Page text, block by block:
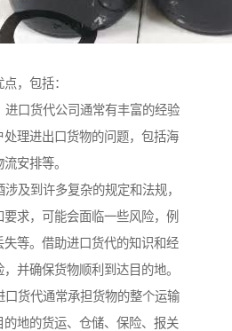
，包括：
进口货代公司通常有丰富的经验
理进出口货物的问题，包括海
安排等。
及到许多复杂的规定和法规，
求，可能会面临一些风险，例
等。借助进口货代的知识和经
并确保货物顺利到达目的地。
口货代通常承担货物的整个运输
地的货运、仓储、保险、报关